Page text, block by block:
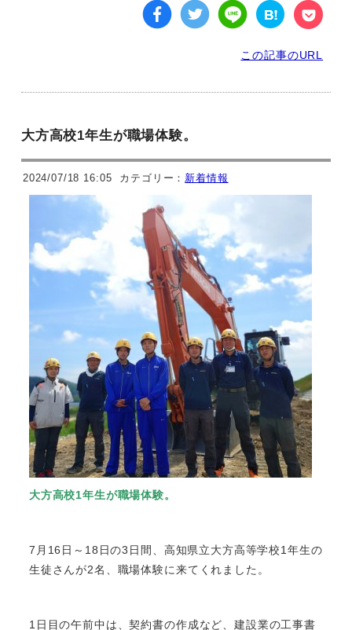
この記事のURL
大方高校1年生が職場体験。
2024/07/18 16:05 カテゴリー： 新着情報
大方高校1年生が職場体験。
7月16日～18日の3日間、高知県立大方高等学校1年生の
生徒さんが2名、職場体験に来てくれました。
1日目の午前中は、契約書の作成など、建設業の工事書